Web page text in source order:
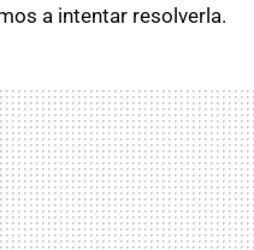
a intentar resolverla.